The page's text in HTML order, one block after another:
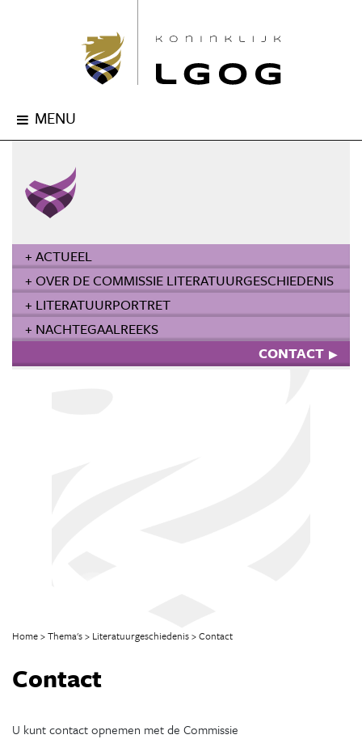
MENU
+ ACTUEEL
+ OVER DE COMMISSIE LITERATUURGESCHIEDENIS
+ LITERATUURPORTRET
+ NACHTEGAALREEKS
CONTACT
Home Thema's Literatuurgeschiedenis Contact
Contact
U kunt contact opnemen met de Commissie